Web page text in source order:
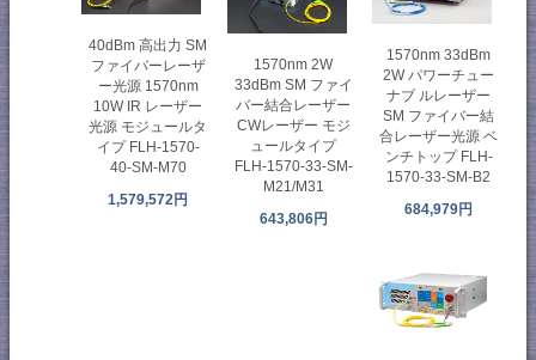
40dBm 高出力 SM
ファイバーレーザ
ー光源 1570nm
10W IR レーザー
光源 モジュールタ
イプ FLH-1570-
40-SM-M70
1,579,572円
1570nm 2W
33dBm SM ファイ
バー結合レーザー
CWレーザー モジ
ュールタイプ
FLH-1570-33-SM-
M21/M31
643,806円
1570nm 33dBm
2W パワーチュー
ナブ ルレーザー
SM ファイバー結
合レーザー光源 ベ
ンチトップ FLH-
1570-33-SM-B2
684,979円